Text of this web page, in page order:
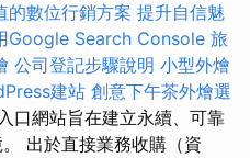
的數位行銷方案 提升自信魅
Google Search Console 旅
公司登記步驟說明 小型外燴
建站 創意下午茶外燴選
口網站旨在建立永續、可靠
出於直接業務收購（資